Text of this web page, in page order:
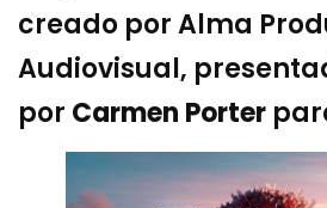
creado por Alma
Audiovisual,
por Carmen Porter